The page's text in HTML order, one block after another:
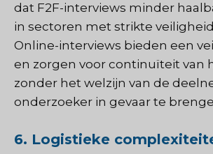
dat F2F-interviews minder
in sectoren met strikte
Online-interviews bieden een
en zorgen voor continuïteit van
zonder het welzijn van de
onderzoeker in gevaar te
6. Logistieke